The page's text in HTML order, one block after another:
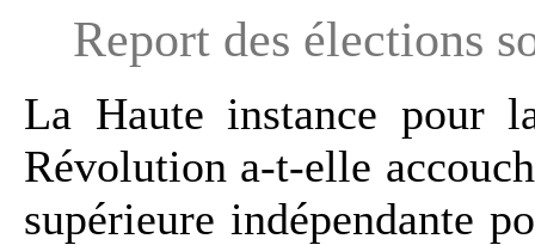
Report des élections
La Haute instance pour
Révolution a-t-elle
supérieure indépendante